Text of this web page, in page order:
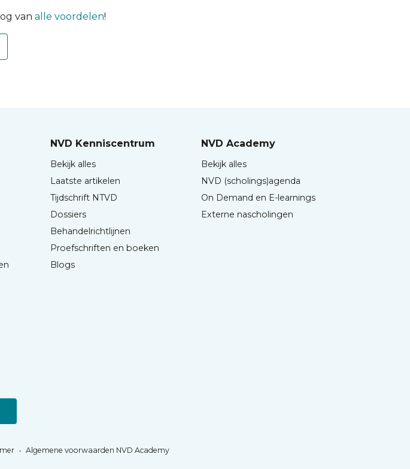
van alle voordelen!
NVD Kenniscentrum
Bekijk alles
Laatste artikelen
Tijdschrift NTVD
Dossiers
Behandelrichtlijnen
Proefschriften en boeken
Blogs
NVD Academy
Bekijk alles
NVD (scholings)agenda
On Demand en E-learnings
Externe nascholingen
Algemene voorwaarden NVD Academy